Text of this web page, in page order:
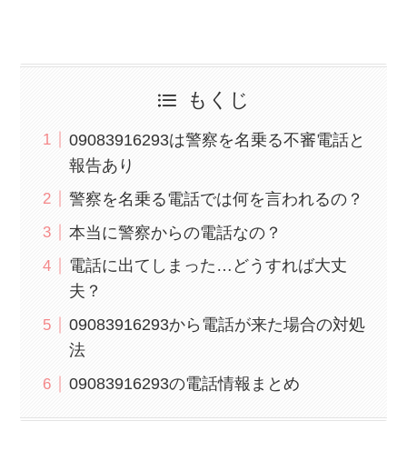
もくじ
09083916293は警察を名乗る不審電話と
報告あり
警察を名乗る電話では何を言われるの？
本当に警察からの電話なの？
電話に出てしまった…どうすれば大丈
夫？
09083916293から電話が来た場合の対処
法
09083916293の電話情報まとめ